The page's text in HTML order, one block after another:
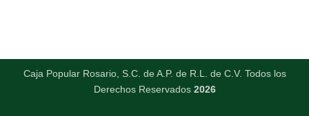
Caja Popular Rosario, S.C. de A.P. de R.L. de C.V. Todos los
Derechos Reservados 2026